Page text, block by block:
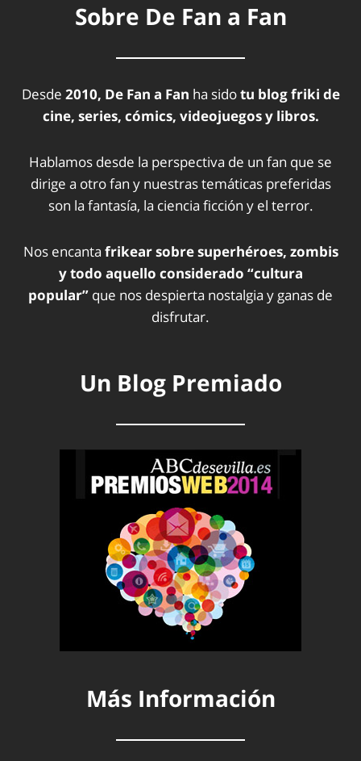
Sobre De Fan a Fan
Desde 2010, De Fan a Fan ha sidotu blog friki de
cine, series, cómics, videojuegos y libros.
Hablamos desde la perspectiva de un fan que se
dirige a otro fan y nuestras temáticas preferidas
son la fantasía, la ciencia ficción y el terror.
Nos encanta frikear sobre superhéroes, zombis
y todo aquello considerado “cultura
popular” que nos despierta nostalgia y ganas de
disfrutar.
Un Blog Premiado
Más Información